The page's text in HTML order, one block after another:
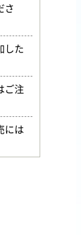
さ
した
ご注
には